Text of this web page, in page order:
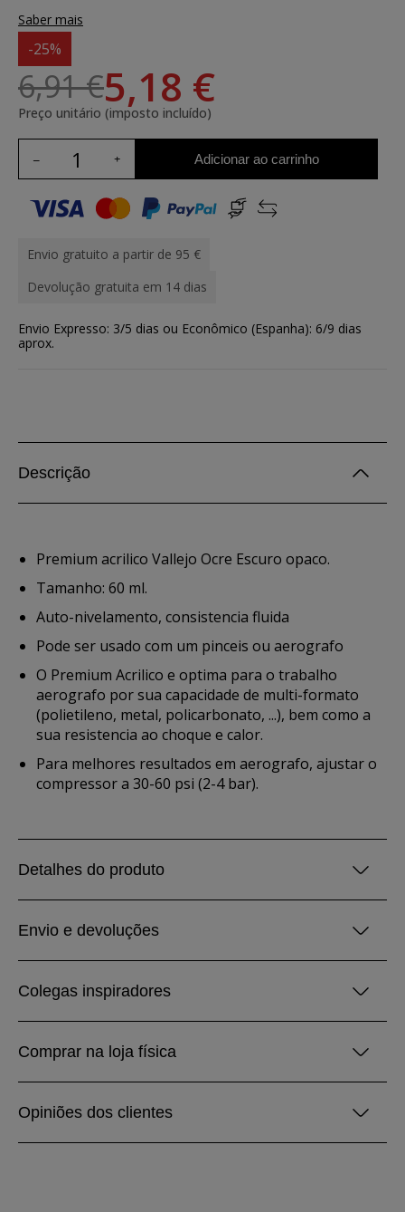
Saber mais
-25%
6,91 €5,18 €
Preço unitário (imposto incluído)
Adicionar ao carrinho
Envio gratuito a partir de 95 €
Devolução gratuita em 14 dias
Envio Expresso: 3/5 dias ou Econômico (Espanha): 6/9 dias
aprox.
Descrição
Premium acrilico Vallejo Ocre Escuro opaco.
Tamanho: 60 ml.
Auto-nivelamento, consistencia fluida
Pode ser usado com um pinceis ou aerografo
O Premium Acrilico e optima para o trabalho
aerografo por sua capacidade de multi-formato
(polietileno, metal, policarbonato, ...), bem como a
sua resistencia ao choque e calor.
Para melhores resultados em aerografo, ajustar o
compressor a 30-60 psi (2-4 bar).
Detalhes do produto
Envio e devoluções
Colegas inspiradores
Comprar na loja física
Opiniões dos clientes